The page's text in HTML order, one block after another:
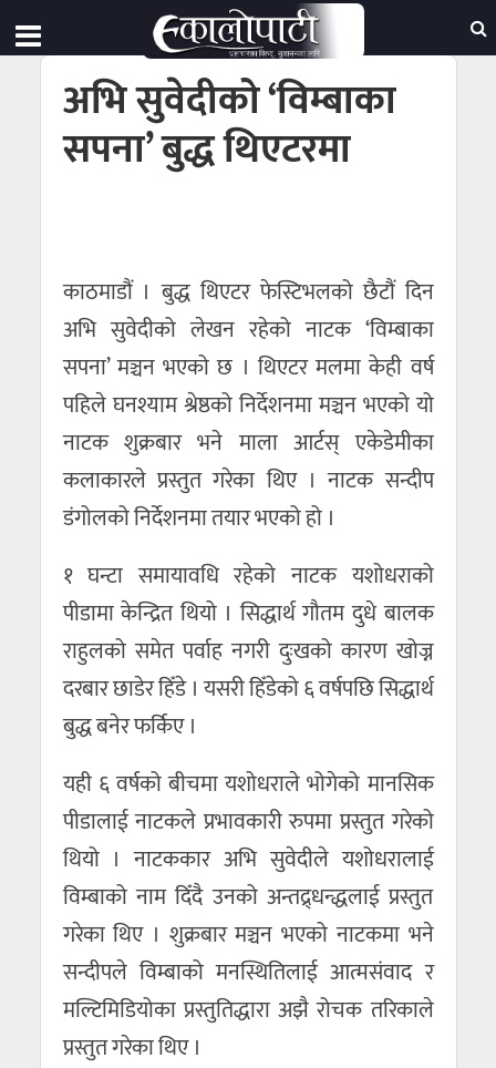
अभि सुवेदीको ‘विम्बाका
सपना’ बुद्ध थिएटरमा
काठमाडौं । बुद्ध थिएटर फेस्टिभलको छैटौं दिन
अभि सुवेदीको लेखन रहेको नाटक ‘विम्बाका
सपना’ मञ्चन भएको छ । थिएटर मलमा केही वर्ष
पहिले घनश्याम श्रेष्ठको निर्देशनमा मञ्चन भएको यो
नाटक शुक्रबार भने माला आर्टस् एकेडेमीका
कलाकारले प्रस्तुत गरेका थिए । नाटक सन्दीप
डंगोलको निर्देशनमा तयार भएको हो ।
१ घन्टा समायावधि रहेको नाटक यशोधराको
पीडामा केन्द्रित थियो । सिद्धार्थ गौतम दुधे बालक
राहुलको समेत पर्वाह नगरी दुःखको कारण खोज्न
दरबार छाडेर हिँडे । यसरी हिँडेको ६ वर्षपछि सिद्धार्थ
बुद्ध बनेर फर्किए ।
यही ६ वर्षको बीचमा यशोधराले भोगेको मानसिक
पीडालाई नाटकले प्रभावकारी रुपमा प्रस्तुत गरेको
थियो । नाटककार अभि सुवेदीले यशोधरालाई
विम्बाको नाम दिँदै उनको अन्तद्र्धन्द्धलाई प्रस्तुत
गरेका थिए । शुक्रबार मञ्चन भएको नाटकमा भने
सन्दीपले विम्बाको मनस्थितिलाई आत्मसंवाद र
मल्टिमिडियोका प्रस्तुतिद्धारा अझै रोचक तरिकाले
प्रस्तुत गरेका थिए ।